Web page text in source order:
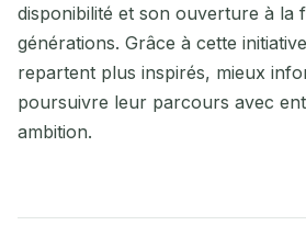
disponibilité et son ouverture à la
générations. Grâce à cette
repartent plus inspirés, mieux
poursuivre leur parcours avec
ambition.